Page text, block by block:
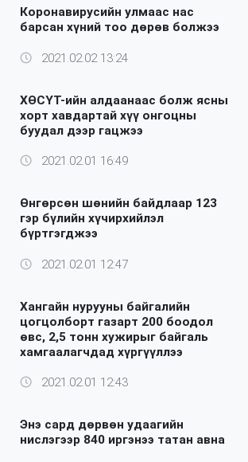
Коронавирусийн улмаас нас
барсан хүний тоо дөрөв болжээ
2021.02.02 13:24
ХӨСҮТ-ийн алдаанаас болж ясны
хорт хавдартай хүү онгоцны
буудал дээр гацжээ
2021.02.01 16:49
Өнгөрсөн шөнийн байдлаар 123
гэр бүлийн хүчирхийлэл
бүртгэгджээ
2021.02.01 12:47
Хангайн нурууны байгалийн
цогцолборт газарт 200 боодол
өвс, 2,5 тонн хужирыг байгаль
хамгаалагчдад хүргүүллээ
2021.02.01 12:43
Энэ сард дөрвөн удаагийн
нислэгээр 840 иргэнээ татан авна